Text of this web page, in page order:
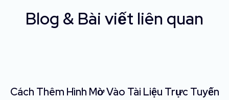
Blog & Bài viết liên quan
Cách Thêm Hình Mờ Vào Tài Liệu Trực Tuyến